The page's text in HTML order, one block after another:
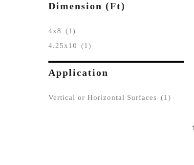
Dimension (ft)
4x8
(1)
4.25x10
(1)
Application
Vertical or Horizontal Surfaces (1)